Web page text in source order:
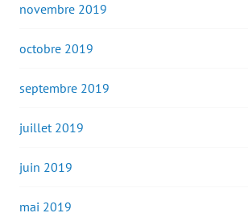
novembre 2019
octobre 2019
septembre 2019
juillet 2019
juin 2019
mai 2019